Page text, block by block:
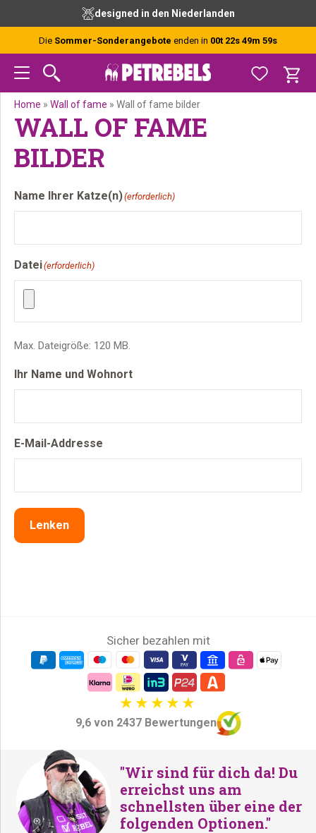
content
designed in den Niederlanden
Die Sommer-Sonderangebote enden in 00t 22s 49m 59s
Home » Wall of fame » Wall of fame bilder
WALL OF FAME
BILDER
Name Ihrer Katze(n)(erforderlich)
Datei(erforderlich)
Max. Dateigröße: 120 MB.
Ihr Name und Wohnort
E-Mail-Addresse
Lenken
Sicher bezahlen mit
9,6 von 2437 Bewertungen
"Wir sind für dich da! Du
erreichst uns am
schnellsten über eine der
folgenden Optionen."